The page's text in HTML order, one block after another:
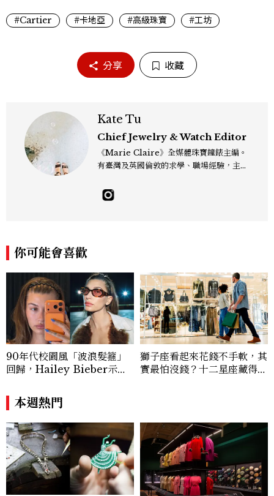
#Cartier #卡地亞 #高級珠寶 #工坊
分享 收藏
Kate Tu
Chief Jewelry & Watch Editor
《Marie Claire》全媒體珠寶鐘錶主編。
有臺灣及英國倫敦的求學、職場經驗，主修
佳人》編輯工作內容，包括錶展等國際活動
採訪、珠寶市場動態等專題，及視覺拍攝執
你可能會喜歡
90年代校園風「波浪髮箍」
回歸，Hailey Bieber示範
u髮箍未開賣先爆紅！
獅子座看起來花錢不手軟，其
實最怕沒錢？十二星座藏得最
本週熱門